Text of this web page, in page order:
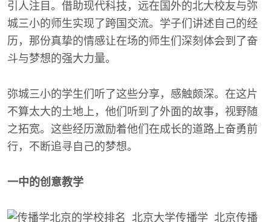
引人注目。借助现代科技，远在国外的北大校友与弥
城三小的师生实现了跨国交流。学子们讲述自己的经
历，那份真挚的情感让在场的师生们深刻体会到了奋
斗与梦想的强大力量。
弥城三小的学生们听了这些分享，感触颇深。在这片
不算太大的土地上，他们听到了外面的故事，视野随
之拓宽。这些经历激励着他们在成长的道路上奋勇前
行，不断追寻自己的梦想。
一中的创意教学